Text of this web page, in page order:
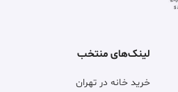
لینک‌های منتخب
خرید خانه در تهران